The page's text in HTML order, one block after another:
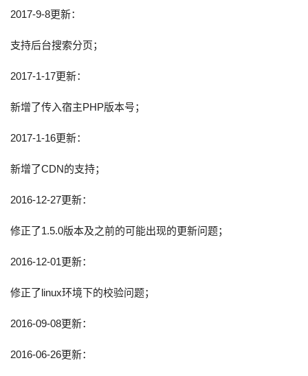
2017-9-8更新：
支持后台搜索分页；
2017-1-17更新：
新增了传入宿主PHP版本号；
2017-1-16更新：
新增了CDN的支持；
2016-12-27更新：
修正了1.5.0版本及之前的可能出现的更新问题；
2016-12-01更新：
修正了linux环境下的校验问题；
2016-09-08更新：
2016-06-26更新：